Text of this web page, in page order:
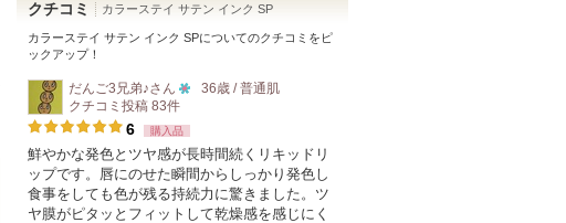
クチコミ カラーステイ サテン インク SP
カラーステイ サテン インク SPについてのクチコミをピ
ックアップ！
だんご3兄弟♪さん
10
人
以
上
の
36歳 / 普通肌
クチコミ投稿 83件
6 購入品
鮮やかな発色とツヤ感が長時間続くリキッドリ
ップです。唇にのせた瞬間からしっかり発色し
食事をしても色が残る持続力に驚きました。ツ
ヤ膜がピタッとフィットして乾燥感を感じにく